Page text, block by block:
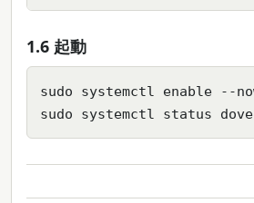
1.6 起動
sudo systemctl enable --
sudo systemctl status